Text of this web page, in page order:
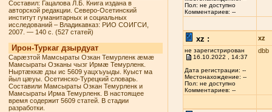
Составил: Гацалова Л.Б. Книга издана в
авторской редакции. Северо-Осетинский
институт гуманитарных и социальных
исследований – Владикавказ: РИО СОИГСИ,
2007. — 140 с. (527 статей)
Ирон-Туркаг дзырдуат
Сарæзтой Мамсыраты Озкан Темурленк æмæ
Мамсыраты Озканы чызг Ирмæ Темурленк.
Ныртæккæ дзы ис 5609 уацхъуыды. Куыст ма
йыл цæуы. Осетинско-Турецкий словарь.
Составили Мамсыраты Озкан Темурленк и
Мамсыраты Ирма Темурленк. В настоящее
время содержит 5609 статей. В стадии
разработки.
Пол: не доступно
Комментариев: --
xz : xz
не зарегистрирован
16.10.2022 , 14:37
Дата регистрации: --
Местонахождение: --
Пол: не доступно
Комментариев: --
dbb